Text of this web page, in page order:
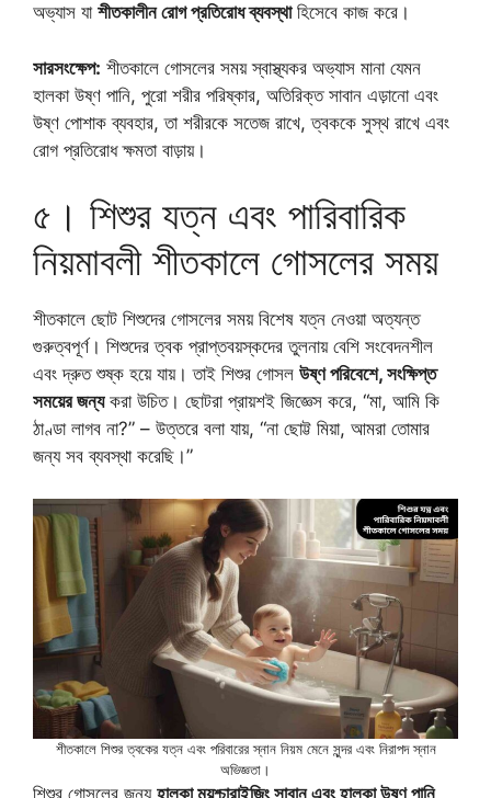
অভ্যাস যা শীতকালীন রোগ প্রতিরোধ ব্যবস্থাহিসেবে কাজ করে।
সারসংক্ষেপ: শীতকালে গোসলের সময় স্বাস্থ্যকর অভ্যাস মানা যেমন
হালকা উষ্ণ পানি, পুরো শরীর পরিষ্কার, অতিরিক্ত সাবান এড়ানো এবং
উষ্ণ পোশাক ব্যবহার, তা শরীরকে সতেজ রাখে, ত্বককে সুস্থ রাখে এবং
রোগ প্রতিরোধ ক্ষমতা বাড়ায়।
৫। শিশুর যত্ন এবং পারিবারিক
নিয়মাবলী শীতকালে গোসলের সময়
শীতকালে ছোট শিশুদের গোসলের সময় বিশেষ যত্ন নেওয়া অত্যন্ত
গুরুত্বপূর্ণ। শিশুদের ত্বক প্রাপ্তবয়স্কদের তুলনায় বেশি সংবেদনশীল
এবং দ্রুত শুষ্ক হয়ে যায়। তাই শিশুর গোসল উষ্ণ পরিবেশে, সংক্ষিপ্ত
সময়ের জন্যকরা উচিত। ছোটরা প্রায়শই জিজ্ঞেস করে, “মা, আমি কি
ঠাণ্ডা লাগব না?” – উত্তরে বলা যায়, “না ছোট্ট মিয়া, আমরা তোমার
জন্য সব ব্যবস্থা করেছি।”
শীতকালে শিশুর ত্বকের যত্ন এবং পরিবারের স্নান নিয়ম মেনে সুন্দর এবং নিরাপদ স্নান
অভিজ্ঞতা।
শিশুর গোসলের জন্য হালকা ময়শ্চারাইজিং সাবান এবং হালকা উষ্ণ পানি